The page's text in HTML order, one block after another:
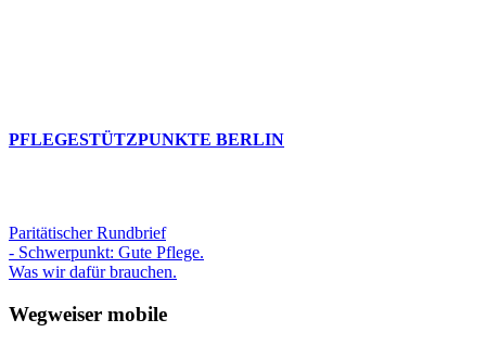
PFLEGESTÜTZPUNKTE BERLIN
Paritätischer Rundbrief
- Schwerpunkt: Gute Pflege.
Was wir dafür brauchen.
Wegweiser mobile